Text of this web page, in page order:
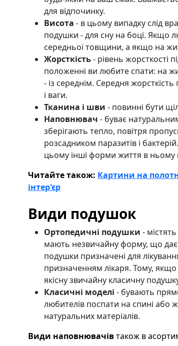
для відпочинку.
Висота - в цьому випадку слід
подушки - для сну на боці. Якщо
середньої товщини, а якщо на
Жорсткість- рівень жорсткості
положенні ви любите спати: на
- із середнім. Середня
і ваги.
Тканина і шви - повинні бути
Наповнювач - буває
зберігають тепло, повітря
розсадником паразитів і
цьому інші форми життя в ньому
Читайте також: Картини на
інтер'єр
Види подушок
Ортопедичні подушки -
мають незвичайну форму, що
подушки призначені для
призначенням лікаря. Тому,
якісну звичайну класичну
Класичні моделі - бувають
любителів поспати на спині або
натуральних матеріалів.
Види наповнювачівтакож в